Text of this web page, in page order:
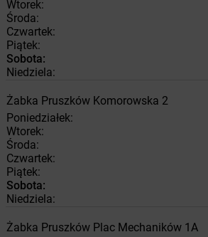
Wtorek:
Środa:
Czwartek:
Piątek:
Sobota:
Niedziela:
Żabka Pruszków Komorowska 2
Poniedziałek:
Wtorek:
Środa:
Czwartek:
Piątek:
Sobota:
Niedziela:
Żabka Pruszków Plac Mechaników 1A